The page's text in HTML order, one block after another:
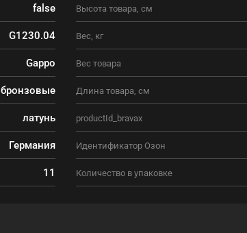
false
G1230.04
Gappo
бронзовые
латунь
Германия
11
Высота товара, см
Вес, кг
Вес товара
Длина товара, см
productId_bravax
Идентификатор Озон
Количество в упаковке